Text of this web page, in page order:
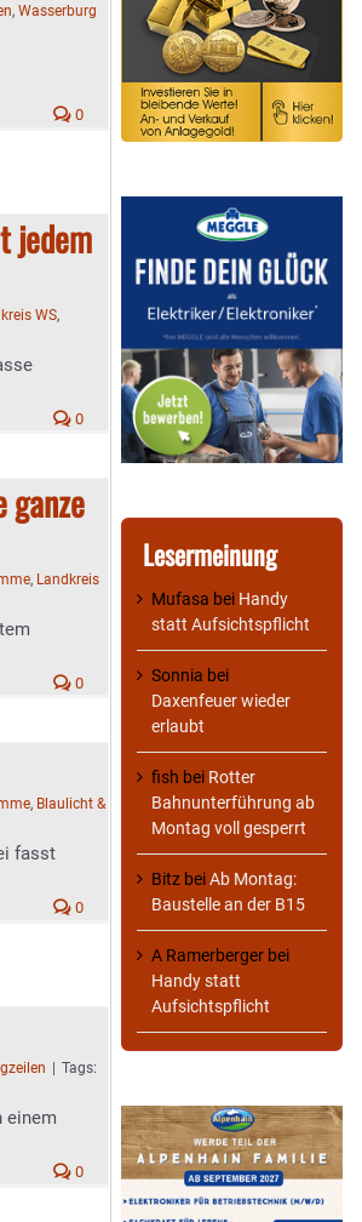
, Wasserburg
0
jedem
WS,
0
ganze
, Landkreis
0
, Blaulicht &
fasst
0
Tags:
einem
0
Lesermeinung
Mufasa bei Handy
statt Aufsichtspflicht
Sonnia bei
Daxenfeuer wieder
erlaubt
fish bei Rotter
Bahnunterführung ab
Montag voll gesperrt
Bitz beiAb Montag:
Baustelle an der B15
A Ramerberger bei
Handy statt
Aufsichtspflicht